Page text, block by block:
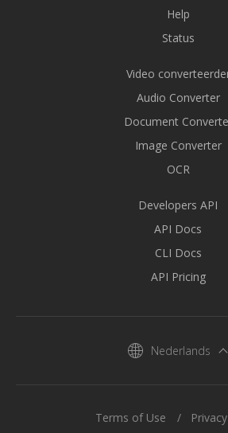
Help
Status
Video
Audio Converter
Document
Image Converter
OCR
Developers API
API Docs
CLI Docs
API Pricing
Nederlands
Terms of Use